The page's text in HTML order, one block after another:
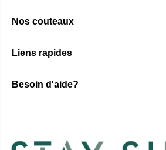
Nos couteaux
Liens rapides
Besoin d'aide?